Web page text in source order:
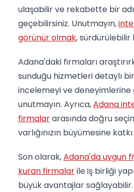
ulaşabilir ve rekabette bir
geçebilirsiniz. Unutmayın,
görünür olmak, sürdürülebilir
Adana'daki firmaları
sunduğu hizmetleri detaylı
incelemeyi ve deneyimlerine
unutmayın. Ayrıca,Adana
firmalararasında doğru
varlığınızın büyümesine
Son olarak,Adana'da uygun
kuran firmalarile iş birliği
büyük avantajlar